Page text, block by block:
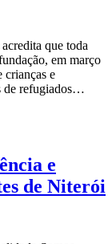
que toda
em março
crianças e
de refugiados…
e
de Niterói